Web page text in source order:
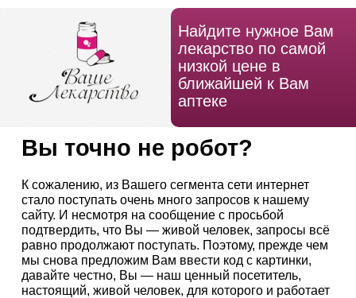
Найдите нужное Вам
лекарство по самой
низкой цене в
ближайшей к Вам
аптеке
Вы точно не робот?
К сожалению, из Вашего сегмента сети интернет
стало поступать очень много запросов к нашему
сайту. И несмотря на сообщение с просьбой
подтвердить, что Вы — живой человек, запросы всё
равно продолжают поступать. Поэтому, прежде чем
мы снова предложим Вам ввести код с картинки,
давайте честно, Вы — наш ценный посетитель,
настоящий, живой человек, для которого и работает